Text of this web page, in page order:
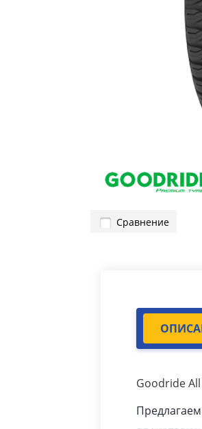
Сравнение
Goodride All